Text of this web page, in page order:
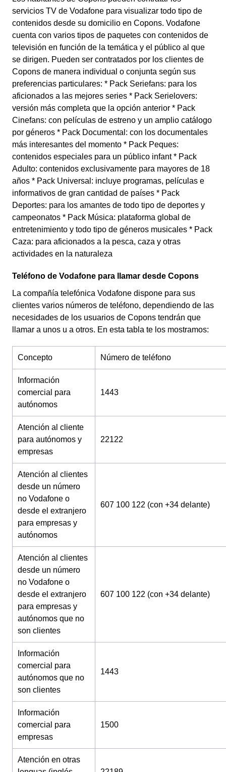
servicios TV de Vodafone para visualizar todo tipo de
contenidos desde su domicilio en Copons. Vodafone
cuenta con varios tipos de paquetes con contenidos de
televisión en función de la temática y el público al que
se dirigen. Pueden ser contratados por los clientes de
Copons de manera individual o conjunta según sus
preferencias particulares: * Pack Seriefans: para los
aficionados a las mejores series * Pack Serielovers:
versión más completa que la opción anterior * Pack
Cinefans: con películas de estreno y un amplio catálogo
por géneros * Pack Documental: con los documentales
más interesantes del momento * Pack Peques:
contenidos especiales para un público infant * Pack
Adulto: contenidos exclusivamente para mayores de 18
años * Pack Universal: incluye programas, películas e
informativos de gran cantidad de países * Pack
Deportes: para los amantes de todo tipo de deportes y
campeonatos * Pack Música: plataforma global de
entretenimiento y todo tipo de géneros musicales * Pack
Caza: para aficionados a la pesca, caza y otras
actividades en la naturaleza
Teléfono de Vodafone para llamar desde Copons
La compañía telefónica Vodafone dispone para sus
clientes varios números de teléfono, dependiendo de las
necesidades de los usuarios de Copons tendrán que
llamar a unos u a otros. En esta tabla te los mostramos:
Concepto Número de teléfono
Información
comercial para
autónomos
1443
Atención al cliente
para autónomos y
empresas
22122
Atención al clientes
desde un número
no Vodafone o
desde el extranjero
para empresas y
autónomos
607 100 122 (con +34 delante)
Atención al clientes
desde un número
no Vodafone o
desde el extranjero
para empresas y
autónomos que no
son clientes
607 100 122 (con +34 delante)
Información
comercial para
autónomos que no
son clientes
1443
Información
comercial para
empresas
1500
Atención en otras